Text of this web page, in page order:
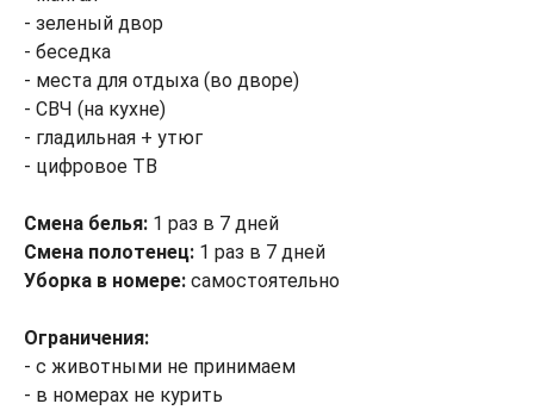
- зеленый двор
- беседка
- места для отдыха (во дворе)
- СВЧ (на кухне)
- гладильная + утюг
- цифровое ТВ
Смена белья: 1 раз в 7 дней
Смена полотенец: 1 раз в 7 дней
Уборка в номере: самостоятельно
Ограничения:
- с животными не принимаем
- в номерах не курить